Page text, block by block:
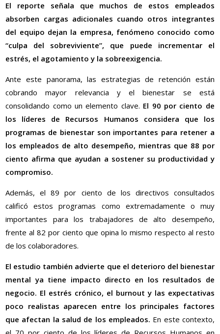
El reporte señala que muchos de estos empleados
absorben cargas adicionales cuando otros integrantes
del equipo dejan la empresa, fenómeno conocido como
“culpa del sobreviviente”, que puede incrementar el
estrés, el agotamiento y la sobreexigencia.
Ante este panorama, las estrategias de retención están
cobrando mayor relevancia y el bienestar se está
consolidando como un elemento clave. El 90 por ciento de
los líderes de Recursos Humanos considera que los
programas de bienestar son importantes para retener a
los empleados de alto desempeño, mientras que 88 por
ciento afirma que ayudan a sostener su productividad y
compromiso.
Además, el 89 por ciento de los directivos consultados
calificó estos programas como extremadamente o muy
importantes para los trabajadores de alto desempeño,
frente al 82 por ciento que opina lo mismo respecto al resto
de los colaboradores.
El estudio también advierte que el deterioro del bienestar
mental ya tiene impacto directo en los resultados de
negocio. El estrés crónico, el burnout y las expectativas
poco realistas aparecen entre los principales factores
que afectan la salud de los empleados. En este contexto,